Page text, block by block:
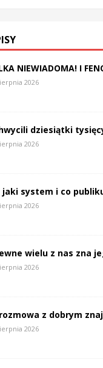
NIEWIADOMA! I
2026
dziesiątki
2026
jaki system i co
2026
wielu z nas zna
2026
z dobrym
2026